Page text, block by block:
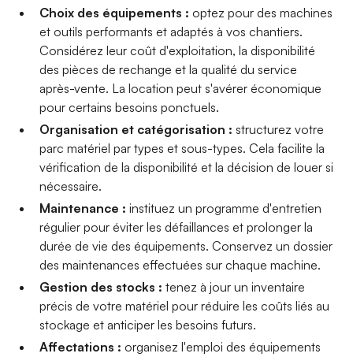
Choix des équipements : optez pour des machines
et outils performants et adaptés à vos chantiers.
Considérez leur coût d'exploitation, la disponibilité
des pièces de rechange et la qualité du service
après-vente. La location peut s'avérer économique
pour certains besoins ponctuels.
Organisation et catégorisation : structurez votre
parc matériel par types et sous-types. Cela facilite la
vérification de la disponibilité et la décision de louer si
nécessaire.
Maintenance : instituez un programme d'entretien
régulier pour éviter les défaillances et prolonger la
durée de vie des équipements. Conservez un dossier
des maintenances effectuées sur chaque machine.
Gestion des stocks : tenez à jour un inventaire
précis de votre matériel pour réduire les coûts liés au
stockage et anticiper les besoins futurs.
Affectations : organisez l'emploi des équipements